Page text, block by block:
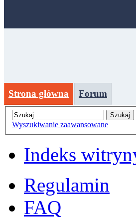
Strona główna Forum
Wyszukiwanie zaawansowane
Indeks
Regulamin
FAQ